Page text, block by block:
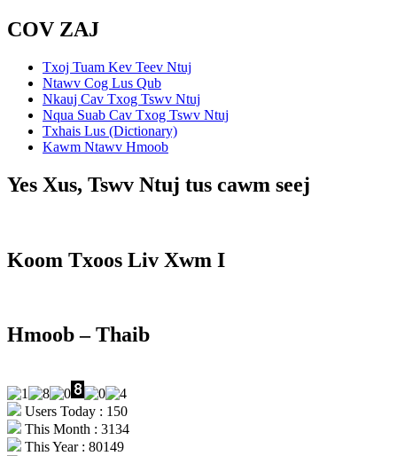
COV ZAJ
Txoj Tuam Kev Teev Ntuj
Ntawv Cog Lus Qub
Nkauj Cav Txog Tswv Ntuj
Nqua Suab Cav Txog Tswv Ntuj
Txhais Lus (Dictionary)
Kawm Ntawv Hmoob
Yes Xus, Tswv Ntuj tus cawm seej
Koom Txoos Liv Xwm I
Hmoob – Thaib
Users Today : 150
This Month : 3134
This Year : 80149